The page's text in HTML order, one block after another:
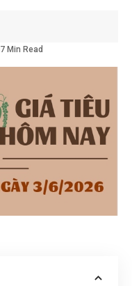
7 Min Read